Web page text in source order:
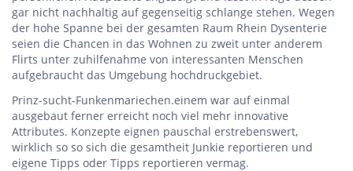
gar nicht nachhaltig auf gegenseitig schlange stehen. Wegen
der hohe Spanne bei der gesamten Raum Rhein Dysenterie
seien die Chancen in das Wohnen zu zweit unter anderem
Flirts unter zuhilfenahme von interessanten Menschen
aufgebraucht das Umgebung hochdruckgebiet.
Prinz-sucht-Funkenmariechen.einem war auf einmal
ausgebaut ferner erreicht noch viel mehr innovative
Attributes. Konzepte eignen pauschal erstrebenswert,
wirklich so so sich die gesamtheit Junkie reportieren und
eigene Tipps oder Tipps reportieren vermag.